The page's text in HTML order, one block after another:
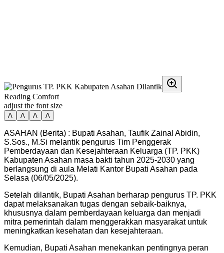
Reading Comfort
adjust the font size
A A A A
ASAHAN (Berita) : Bupati Asahan, Taufik Zainal Abidin,
S.Sos., M.Si melantik pengurus Tim Penggerak
Pemberdayaan dan Kesejahteraan Keluarga (TP. PKK)
Kabupaten Asahan masa bakti tahun 2025-2030 yang
berlangsung di aula Melati Kantor Bupati Asahan pada
Selasa (06/05/2025).
Setelah dilantik, Bupati Asahan berharap pengurus TP. PKK
dapat melaksanakan tugas dengan sebaik-baiknya,
khususnya dalam pemberdayaan keluarga dan menjadi
mitra pemerintah dalam menggerakkan masyarakat untuk
meningkatkan kesehatan dan kesejahteraan.
Kemudian, Bupati Asahan menekankan pentingnya peran